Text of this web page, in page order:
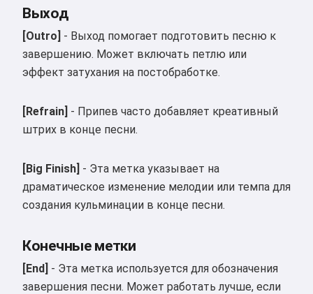
Выход
[Outro] - Выход помогает подготовить песню к
завершению. Может включать петлю или
эффект затухания на постобработке.
[Refrain] - Припев часто добавляет креативный
штрих в конце песни.
[Big Finish] - Эта метка указывает на
драматическое изменение мелодии или темпа для
создания кульминации в конце песни.
Конечные метки
[End] - Эта метка используется для обозначения
завершения песни. Может работать лучше, если
Политика возврата